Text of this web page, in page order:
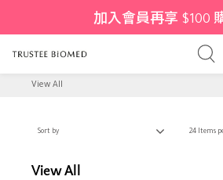
加入會員再享 $100
View All
View All
Sort by 24 Items